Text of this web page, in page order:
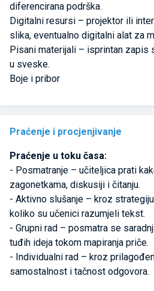
diferencirana podrška.
Digitalni resursi – projektor ili
slika, eventualno digitalni alat za
Pisani materijali – isprintan zapis
u sveske.
Boje i pribor
Praćenje i procjenjivanje
Praćenje u toku časa:
- Posmatranje – učiteljica prati
zagonetkama, diskusiji i čitanju.
- Aktivno slušanje – kroz
koliko su učenici razumjeli tekst.
- Grupni rad – posmatra se
tuđih ideja tokom mapiranja priče.
- Individualni rad – kroz
samostalnost i tačnost odgovora.